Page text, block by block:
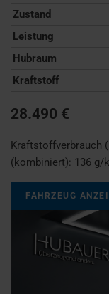
Zustand
Leistung
Hubraum
Kraftstoff
28.490 €
Kraftstoffverbrauch
(kombiniert): 136 g/
FAHRZEUG